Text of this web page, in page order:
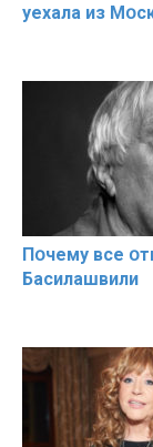
уехала из
Пօчему всe
Басилaшвили